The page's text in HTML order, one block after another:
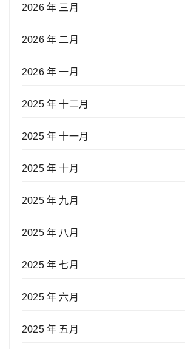
2026 年 三月
2026 年 二月
2026 年 一月
2025 年 十二月
2025 年 十一月
2025 年 十月
2025 年 九月
2025 年 八月
2025 年 七月
2025 年 六月
2025 年 五月